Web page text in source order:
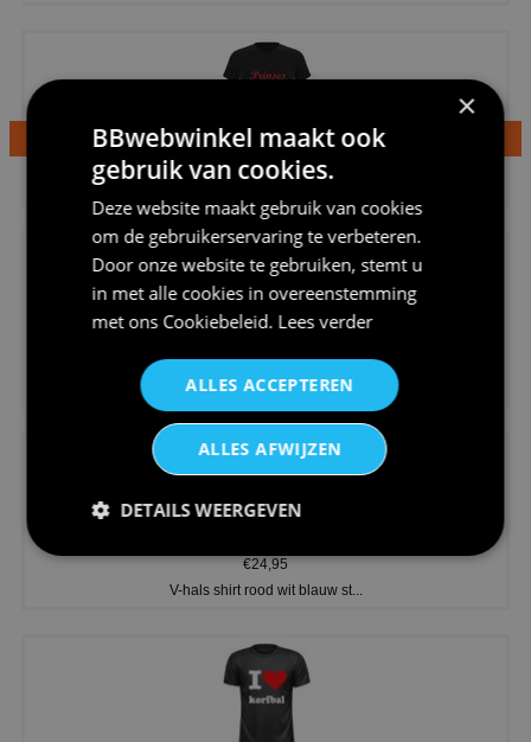
€24,95
€24,95
Koningsdag shirt heren v-hals ...
€24,95
V-hals shirt rood wit blauw st...
×
BBwebwinkel maakt ook
gebruik van cookies.
Deze website maakt gebruik van cookies
om de gebruikerservaring te verbeteren.
Door onze website te gebruiken, stemt u
in met alle cookies in overeenstemming
met ons Cookiebeleid. Lees verder
ALLES ACCEPTEREN
ALLES AFWIJZEN
DETAILS WEERGEVEN